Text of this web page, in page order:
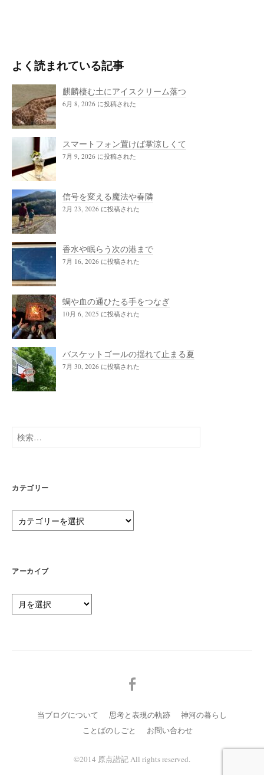
よく読まれている記事
麒麟棲む土にアイスクリーム落つ
6月 8, 2026 に投稿された
スマートフォン置けば掌涼しくて
7月 9, 2026 に投稿された
信号を変える魔法や春隣
2月 23, 2026 に投稿された
香水や眠らう次の港まで
7月 16, 2026 に投稿された
蜩や血の通ひたる手をつなぎ
10月 6, 2025 に投稿された
バスケットゴールの揺れて止まる夏
7月 30, 2026 に投稿された
検
索:
カテゴリー
テ
ー
アーカイブ
ー
ュ
当ブログについて 思考と表現の軌跡
神河の暮らし
ことばのしごと
お問い合わせ
©️2014 原点諧記 All rights reserved.